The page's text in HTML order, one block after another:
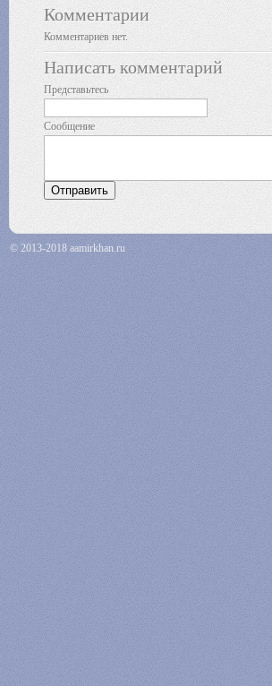
Комментарии
Комментариев нет.
Написать комментарий
Представьтесь
Сообщение
© 2013-2018 aamirkhan.ru